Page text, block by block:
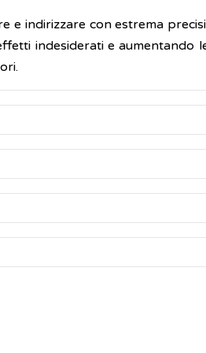
e indirizzare con estrema
indesiderati e aumentando
specifiche e antigeni
gravidanza.
sviluppo della malattia da